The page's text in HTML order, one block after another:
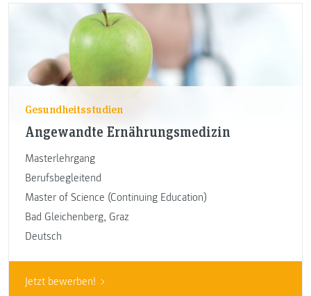
Gesundheitsstudien
Angewandte Ernährungsmedizin
Masterlehrgang
Berufsbegleitend
Master of Science (Continuing Education)
Bad Gleichenberg, Graz
Deutsch
Jetzt bewerben!